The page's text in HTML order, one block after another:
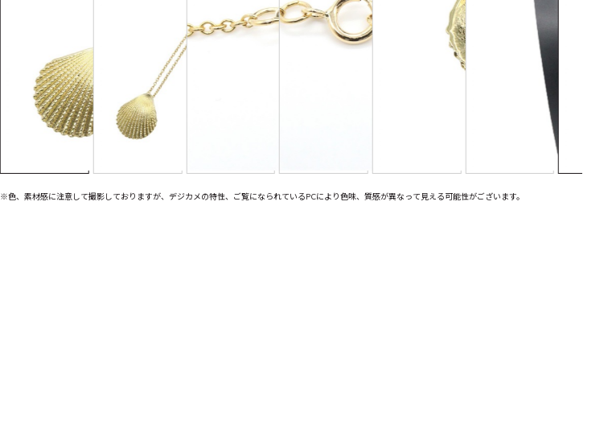
※色、素材感に注意して撮影しておりますが、デジカメの特性、ご覧になられているPCにより色味、質感が異なって見える可能性がございます。